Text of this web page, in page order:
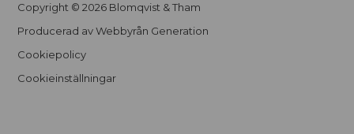
Copyright © 2026 Blomqvist & Tham
Producerad avWebbyrån Generation
Cookiepolicy
Cookieinställningar